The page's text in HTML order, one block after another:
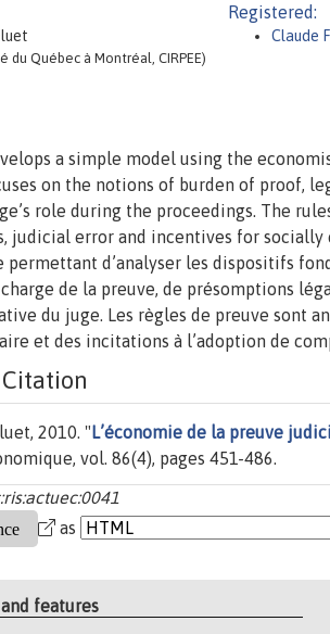
du Québec à Montréal, CIRPEE)
Registered:
Claude
a simple model using the
on the notions of burden of proof,
role during the proceedings. The
judicial error and incentives for socially
permettant d’analyser les dispositifs
de la preuve, de présomptions
du juge. Les règles de preuve sont
et des incitations à l’adoption de
2010. " L’économie de la preuve
vol. 86(4), pages 451-486.
as
features